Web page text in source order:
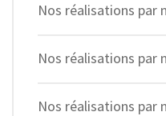
Nos réalisations par
Nos réalisations par
Nos réalisations par